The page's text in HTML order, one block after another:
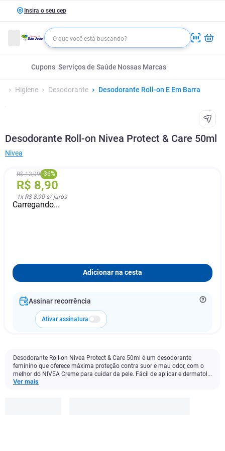
Insira o seu cep
Cupons Serviços de Saúde Nossas Marcas
Higiene Desodorante Desodorante Roll-on E Em Barra
Desodorante Roll-on Nivea Protect & Care 50ml
Nivea
R$ 13,99 -36%
R$ 8,90
1x R$ 8,90s/ juros
Carregando...
Adicionar na cesta
Assinar recorrência
Ativar assinatura
Desodorante Roll-on Nivea Protect & Care 50ml é um desodorante
feminino que oferece máxima proteção contra suor e mau odor, com o
melhor do NIVEA Creme para cuidar da pele. Fácil de aplicar e dermatol...
Ver mais